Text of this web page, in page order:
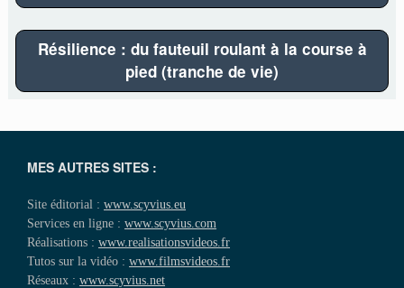
Résilience : du fauteuil roulant à la course à
pied (tranche de vie)
MES AUTRES SITES :
Site éditorial : www.scyvius.eu
Services en ligne : www.scyvius.com
Réalisations : www.realisationsvideos.fr
Tutos sur la vidéo : www.filmsvideos.fr
Réseaux : www.scyvius.net